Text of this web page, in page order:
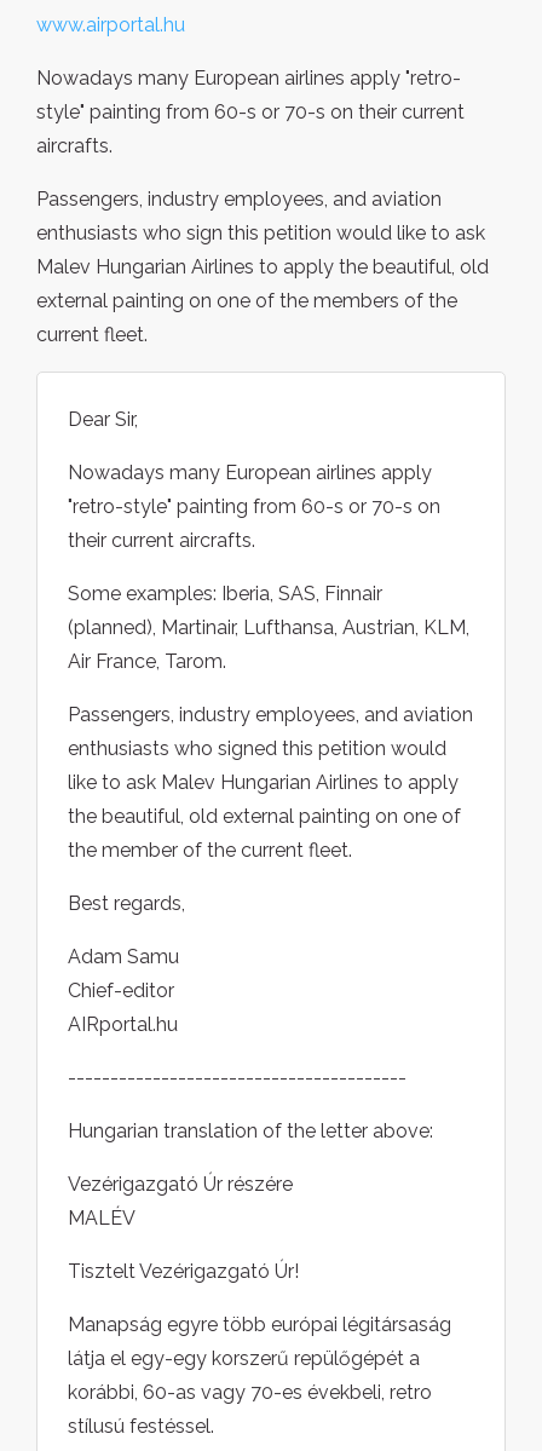
www.airportal.hu
Nowadays many European airlines apply "retro-
style" painting from 60-s or 70-s on their current
aircrafts.
Passengers, industry employees, and aviation
enthusiasts who sign this petition would like to ask
Malev Hungarian Airlines to apply the beautiful, old
external painting on one of the members of the
current fleet.
Dear Sir,
Nowadays many European airlines apply
"retro-style" painting from 60-s or 70-s on
their current aircrafts.
Some examples: Iberia, SAS, Finnair
(planned), Martinair, Lufthansa, Austrian, KLM,
Air France, Tarom.
Passengers, industry employees, and aviation
enthusiasts who signed this petition would
like to ask Malev Hungarian Airlines to apply
the beautiful, old external painting on one of
the member of the current fleet.
Best regards,
Adam Samu
Chief-editor
AIRportal.hu
----------------------------------------
Hungarian translation of the letter above:
Vezérigazgató Úr részére
MALÉV
Tisztelt Vezérigazgató Úr!
Manapság egyre több európai légitársaság
látja el egy-egy korszerű repülőgépét a
korábbi, 60-as vagy 70-es évekbeli, retro
stílusú festéssel.